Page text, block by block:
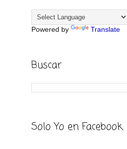
Powered by Translate
Buscar
Solo Yo en Facebook